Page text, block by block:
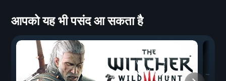
आपको यह भी पसंद आ सकता है